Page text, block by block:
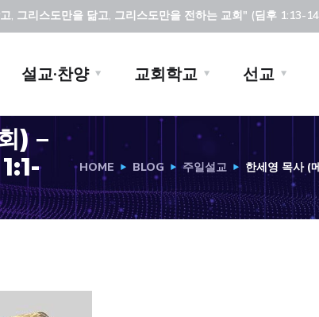
, 그리스도만을 닮고, 그리스도만을 전하는 교회" (딤후 1:13-
설교·찬양 교회학교 선교
) –
HOME BLOG 주일설교 한세영 목사 (